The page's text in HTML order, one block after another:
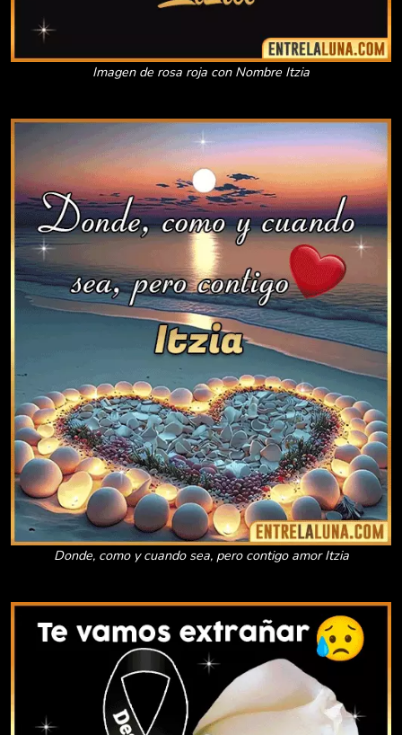
Imagen de rosa roja con Nombre Itzia
Donde, como y cuando sea, pero contigo amor Itzia